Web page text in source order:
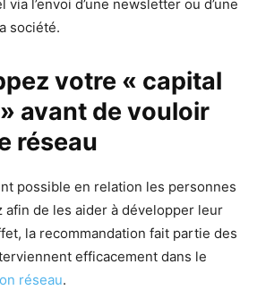
l’envoi d’une newsletter ou d’une
société.
votre « capital
avant de vouloir
réseau
possible en relation les personnes
afin de les aider à développer leur
la recommandation fait partie des
efficacement dans le
réseau.